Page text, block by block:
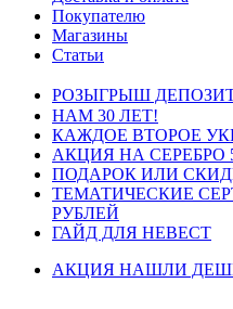
Покупателю
Магазины
Статьи
РОЗЫГРЫШ
НАМ 30 ЛЕТ!
КАЖДОЕ ВТОРОЕ
АКЦИЯ НА СЕРЕБРО
ПОДАРОК ИЛИ
ТЕМАТИЧЕСКИЕ
РУБЛЕЙ
ГАЙД ДЛЯ НЕВЕСТ
АКЦИЯ НАШЛИ